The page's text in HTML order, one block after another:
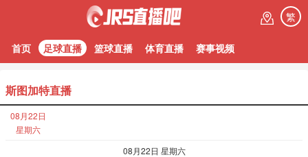
繁
首页 足球直播 篮球直播 体育直播 赛事视频
斯图加特直播
08月22日
星期六
08月22日 星期六